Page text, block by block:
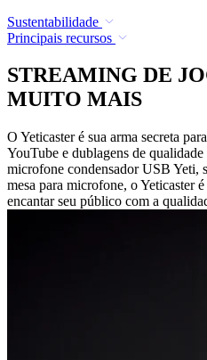
Sustentabilidade
Principais recursos
STREAMING DE
MUITO MAIS
O Yeticaster é sua arma secreta
YouTube e dublagens de
microfone condensador USB Yeti,
mesa para microfone, o Yeticaster
encantar seu público com a